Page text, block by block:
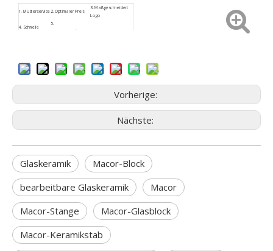
1. Musterservice2. Optimaler Preis
3.Maßgeschneidert
Logo
4. Schnelle
5.
Kundenspezifische
Vorherige:
Nächste:
Glaskeramik
Macor-Block
bearbeitbare Glaskeramik
Macor
Macor-Stange
Macor-Glasblock
Macor-Keramikstab